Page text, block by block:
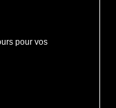
pour vos